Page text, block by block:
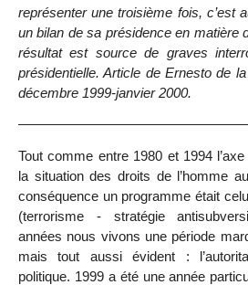
représenter une troisième fois, c’est
un bilan de sa présidence en matière
résultat est source de graves
présidentielle. Article de Ernesto de
décembre 1999-janvier 2000.
Tout comme entre 1980 et 1994
la situation des droits de l’homme
conséquence un programme était
(terrorisme - stratégie
années nous vivons une période
mais tout aussi évident :
politique. 1999 a été une année